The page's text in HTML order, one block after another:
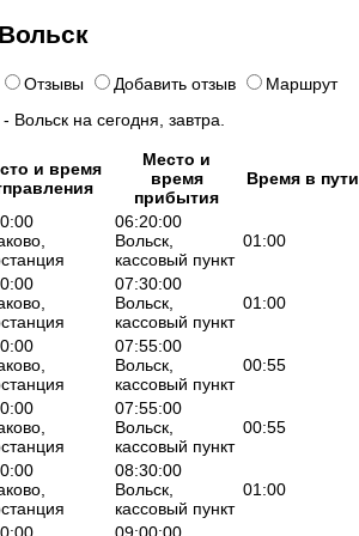
Отзывы Добавить отзыв
Маршрут
Вольск на сегодня, завтра.
и время
Место и
время
прибытия
Время в пути
06:20:00
Вольск,
кассовый пункт
01:00
07:30:00
Вольск,
кассовый пункт
01:00
07:55:00
Вольск,
кассовый пункт
00:55
07:55:00
Вольск,
кассовый пункт
00:55
08:30:00
Вольск,
кассовый пункт
01:00